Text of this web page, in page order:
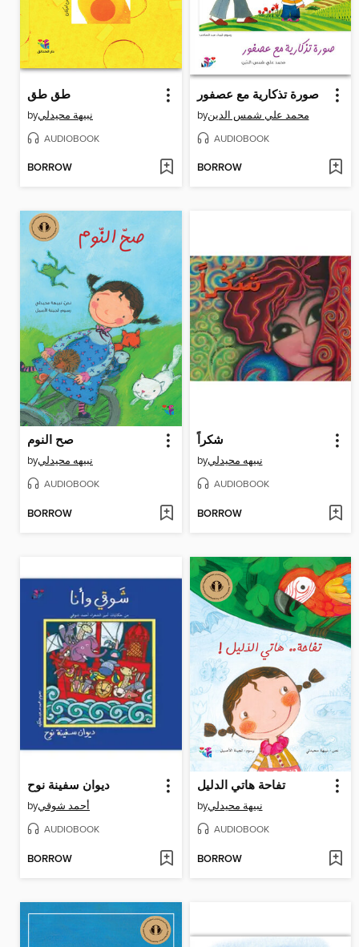
طق طق
byنبيهة محيدلي
AUDIOBOOK
BORROW
صورة تذكارية مع عصفور
byمحمد علي شمس الدين
AUDIOBOOK
BORROW
صح النوم
byنبيهه محيدلي
AUDIOBOOK
BORROW
شكراً
byنبيهه محيدلي
AUDIOBOOK
BORROW
ديوان سفينة نوح
byأحمد شوقي
AUDIOBOOK
BORROW
تفاحة هاتي الدليل
byنبيهة محيدلي
AUDIOBOOK
BORROW